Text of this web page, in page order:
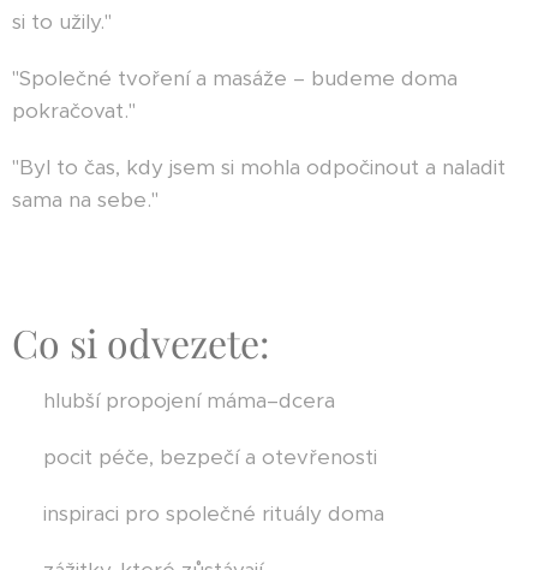
si to užily."
"Společné tvoření a masáže – budeme doma
pokračovat."
"Byl to čas, kdy jsem si mohla odpočinout a naladit
sama na sebe."
Co si odvezete:
💛 hlubší propojení máma–dcera
💛 pocit péče, bezpečí a otevřenosti
💛 inspiraci pro společné rituály doma